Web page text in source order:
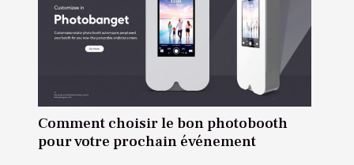
Comment choisir le bon photobooth
pour votre prochain événement